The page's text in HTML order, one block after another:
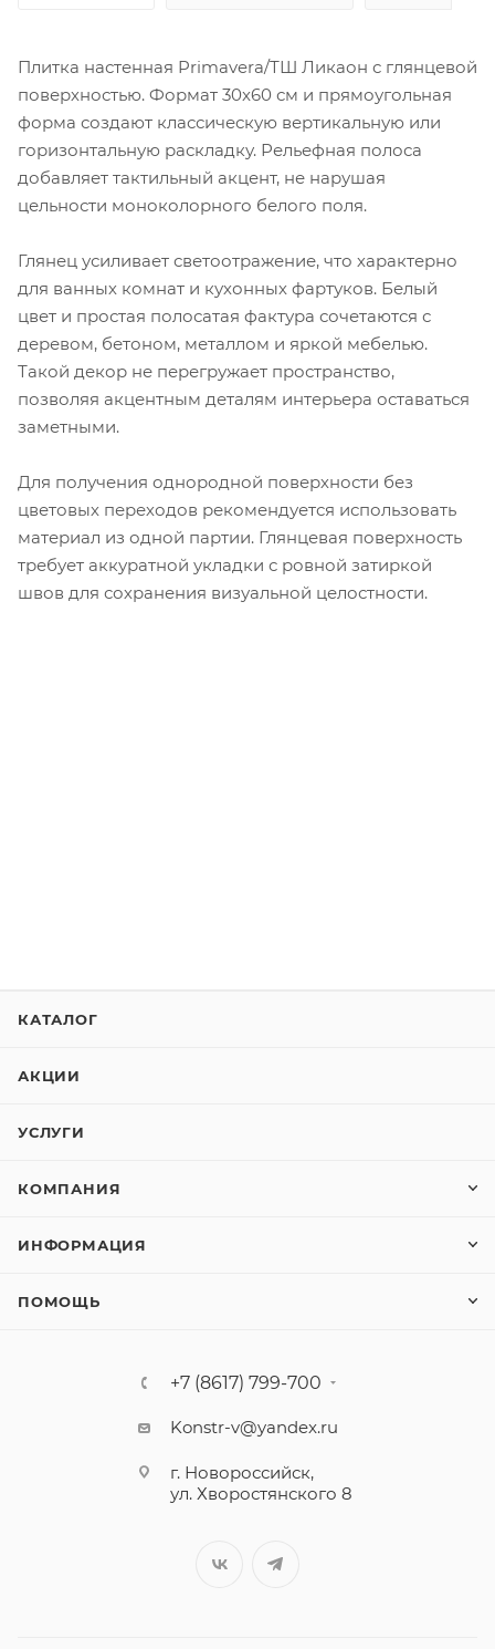
Плитка настенная Primavera/ТШ Ликаон с глянцевой
поверхностью. Формат 30x60 см и прямоугольная
форма создают классическую вертикальную или
горизонтальную раскладку. Рельефная полоса
добавляет тактильный акцент, не нарушая
цельности моноколорного белого поля.
Глянец усиливает светоотражение, что характерно
для ванных комнат и кухонных фартуков. Белый
цвет и простая полосатая фактура сочетаются с
деревом, бетоном, металлом и яркой мебелью.
Такой декор не перегружает пространство,
позволяя акцентным деталям интерьера оставаться
заметными.
Для получения однородной поверхности без
цветовых переходов рекомендуется использовать
материал из одной партии. Глянцевая поверхность
требует аккуратной укладки с ровной затиркой
швов для сохранения визуальной целостности.
КАТАЛОГ
АКЦИИ
УСЛУГИ
КОМПАНИЯ
ИНФОРМАЦИЯ
ПОМОЩЬ
+7 (8617) 799-700
Konstr-v@yandex.ru
г. Новороссийск,
ул. Хворостянского 8